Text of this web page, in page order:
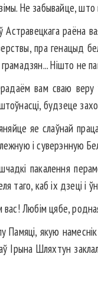
Не забывайце, што
раёна
пра генацыд
Нішто не
вам сваю
будзеце
яе слаўнай
і суверэнную
пакалення
таго, каб іх дзеці і
Любім цябе,
Памяці, якую
Ірына Шляхтун